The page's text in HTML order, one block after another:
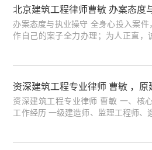
北京建筑工程律师曹敏 办案态度
案件，把委托人每一件案子都当
办案态度与执业操守 全身心投入案
作自己的案子全力办理；为人正直，
忠人之事，绝不敷衍懈怠，尽全力维
资深建筑工程专业律师 曹敏 ，
经历 一级建造师、监理工程师、
资深建筑工程专业律师 曹敏 一、核
工作经历 一级建造师、监理工程师、
体复合型建工法律专家 二、执业操